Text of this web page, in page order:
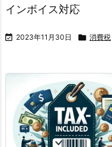
インボイス対応
 2023年11月30日  消費税